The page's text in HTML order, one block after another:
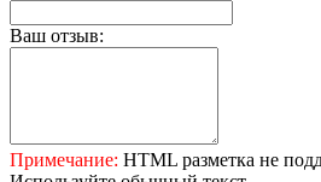
Ваш отзыв:
Примечание: HTML разметка не